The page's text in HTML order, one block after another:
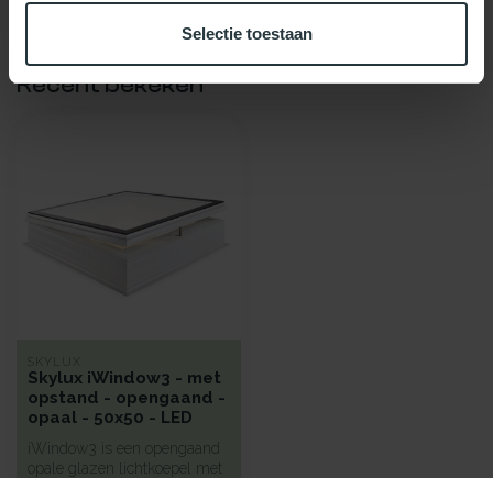
Selectie toestaan
Recent bekeken
SKYLUX
Skylux iWindow3 - met
opstand - opengaand -
opaal - 50x50 - LED
iWindow3 is een opengaand
opale glazen lichtkoepel met